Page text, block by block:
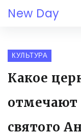
New Day
КУЛЬТУРА
Какое
отмечают
святого